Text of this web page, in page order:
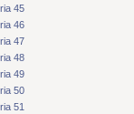
45
46
47
48
49
50
51